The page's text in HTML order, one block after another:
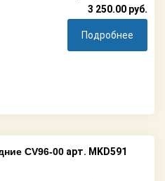
3 250.00 руб.
Подробнее
CV96-00 арт. MKD591